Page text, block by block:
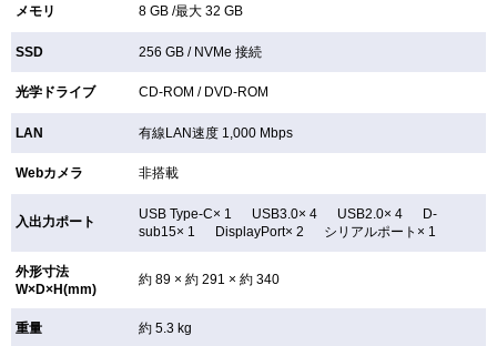
メモリ 8 GB /最大 32 GB
SSD 256 GB / NVMe 接続
光学ドライブ CD-ROM / DVD-ROM
LAN 有線LAN速度 1,000 Mbps
Webカメラ 非搭載
入出力ポート
USB Type-C× 1 USB3.0× 4 USB2.0× 4 D-
sub15× 1 DisplayPort× 2 シリアルポート× 1
外形寸法
W×D×H(mm)
約 89 × 約 291 × 約 340
重量 約 5.3 kg